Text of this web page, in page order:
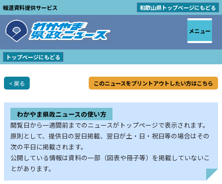
報道資料提供サービス 和歌山県トップページにもどる
トップページにもどる
< 戻る このニュースをプリントアウトしたい方はこちら
わかやま県政ニュースの使い方
閲覧日から一週間前までのニュースがトップページで表示されます。
原則として、提供日の翌日掲載、翌日が土・日・祝日等の場合はその
次の平日に掲載されます。
公開している情報は資料の一部（図表や冊子等）を掲載していないこ
とがあります。
メニュー